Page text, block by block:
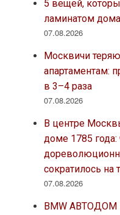
5 вещей,
ламинатом дома
07.08.2026
Москвичи
апартаментам:
в 3–4 раза
07.08.2026
В центре
доме 1785
сократилось на
07.08.2026
BMW АВТОДОМ